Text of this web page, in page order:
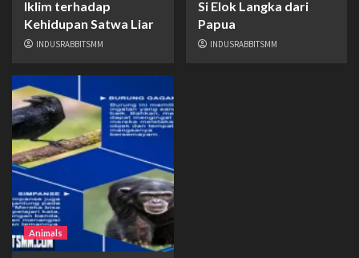
Iklim terhadap
Kehidupan Satwa Liar
INDUSRABBITSMM
Si Elok Langka dari
Papua
INDUSRABBITSMM
Animals